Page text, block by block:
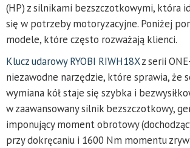
(HP) z silnikami bezszczotkowymi, która
się w potrzeby motoryzacyjne. Poniżej
modele, które często rozważają klienci.
Klucz udarowy RYOBI RIWH18Xz serii
niezawodne narzędzie, które sprawia, że
wymiana kół staje się szybka i
w zaawansowany silnik bezszczotkowy,
imponujący moment obrotowy
przy dokręcaniu i 1600 Nm momentu